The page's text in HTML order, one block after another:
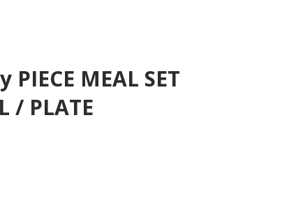
MEAL SET
/ PLATE